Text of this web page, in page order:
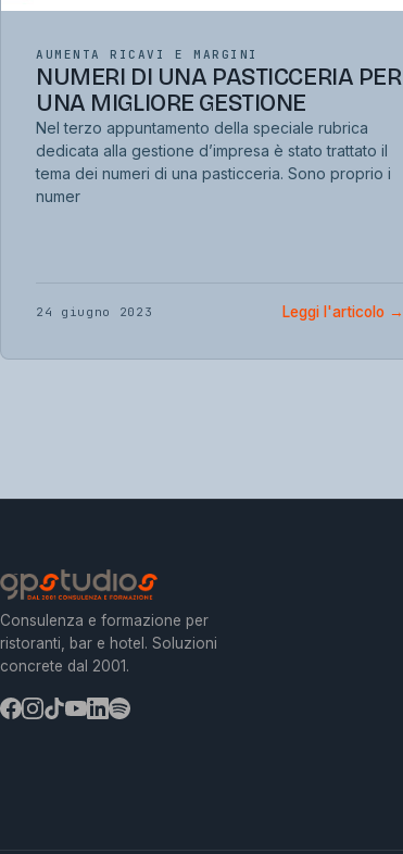
AUMENTA RICAVI E MARGINI
NUMERI DI UNA PASTICCERIA PER
UNA MIGLIORE GESTIONE
Nel terzo appuntamento della speciale rubrica
dedicata alla gestione d’impresa è stato trattato il
tema dei numeri di una pasticceria. Sono proprio i
numer
24 giugno 2023 Leggi l'articolo →
Consulenza e formazione per
ristoranti, bar e hotel. Soluzioni
concrete dal 2001.